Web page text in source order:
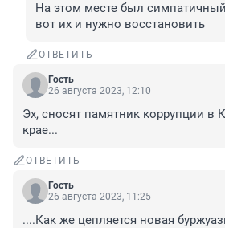
На этом месте был
вот их и нужно восстановить
ОТВЕТИТЬ
Гость
26 августа 2023, 12:10
Эх, сносят памятник коррупции в
крае...
ОТВЕТИТЬ
Гость
26 августа 2023, 11:25
....Как же цепляется новая